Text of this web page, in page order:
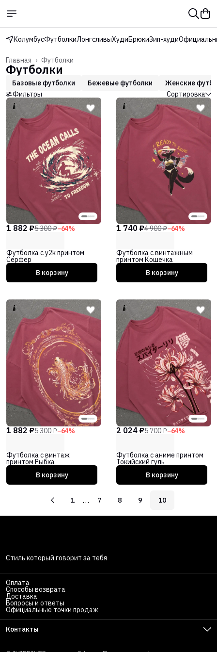
КолумбусФутболкиЛонгсливыХудиБрюкиЗип-худи
Футболки
Главная ›
Футболки
Базовые футболки Бежевые футболки
Женские
Фильтры
Сортировка
1 882 ₽5 300 ₽−64%
Футболка с y2k принтом
Серфер
В корзину
1 740 ₽4 900 ₽−64%
Футболка с винтажным
принтом Кошечка
В корзину
1 882 ₽5 300 ₽−64%
Футболка с винтаж
принтом Рыбка
В корзину
2 024 ₽5 700 ₽−64%
Футболка с аниме принтом
Токийский гуль
В корзину
1 … 7 8 9 10
Стиль который говорит за тебя
Оплата
Способы возврата
Доставка
Вопросы и ответы
Официальные точки продаж
Контакты